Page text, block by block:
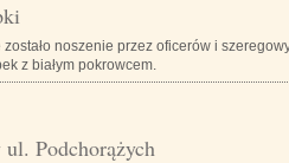
noszenie przez oficerów i
z białym pokrowcem.
Podchorążych